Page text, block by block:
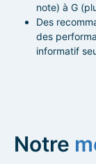
note) à G
Des
des
informatif
Notre